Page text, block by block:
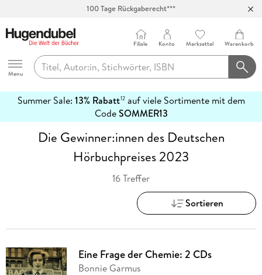
100 Tage Rückgaberecht***
Hugendubel
Menu
Filiale Konto Merkzettel Warenkorb
Summer Sale: 13% Rabatt12auf viele Sortimente mit dem
CodeSOMMER13
erfahren
Die Gewinner:innen des Deutschen
Hörbuchpreises 2023
16 Treffer
Sortieren
Eine Frage der Chemie: 2 CDs
Bonnie Garmus